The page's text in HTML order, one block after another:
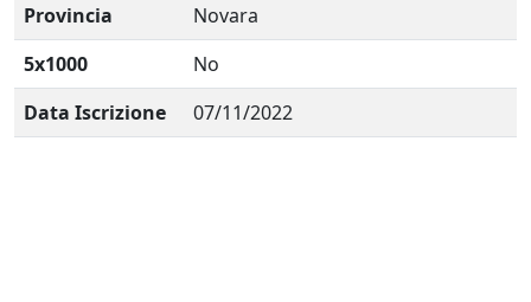
Provincia
Novara
5x1000
No
Data Iscrizione
07/11/2022